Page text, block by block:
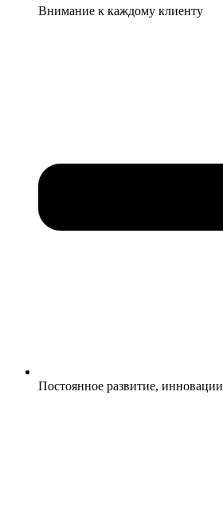
Внимание к каждому клиенту
Постоянное развитие, инновации